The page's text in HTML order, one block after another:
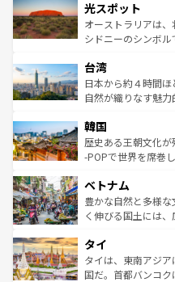
文化が魅力。旅行者
しみながら、その多
るだろう。車でのロ
情報は
島だが、静かな自然
おすすめ。エメラル
文化や歴史が息づ
人々、おいしいロー
ク、伝統的なフラ
っている。訪れるた
はコンテンツ一覧
光スポット
オーストラリアは、
シドニーのシンボ
リアリーフや大陸中
ク）、タスマニア
ど、見どころがた
いる。アクティビテ
ビング、ハイキン
い。オーストラリ
参照してほしい。
台湾
日本から約４時間
自然が織りなす魅
ン）、静ひつな山岳
と山間の静けさが
驚きをもたらして
容にもいいと評判の
が味わえ
照してほしい。
韓国
歴史ある王朝文化
-POPで世界を席巻
き、地方に足を延ば
できる。そして、
まで、さまざまな
リティに包まれなが
覧を参照してほしい
ベトナム
豊かな自然と多様
く伸びる国土には
急速な発展と共に伝
ーチミン市のフラ
醸し出している。
タイ
タイは、東南アジ
国だ。首都バンコ